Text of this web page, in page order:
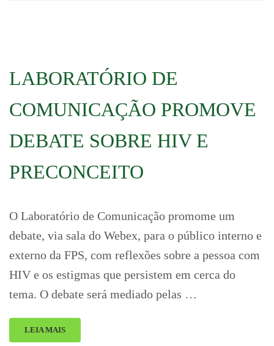
LABORATÓRIO DE
COMUNICAÇÃO PROMOVE
DEBATE SOBRE HIV E
PRECONCEITO
O Laboratório de Comunicação promome um
debate, via sala do Webex, para o público interno e
externo da FPS, com reflexões sobre a pessoa com
HIV e os estigmas que persistem em cerca do
tema. O debate será mediado pelas …
LEIA MAIS